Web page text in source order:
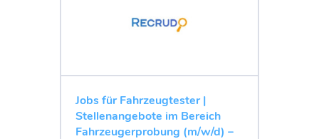
Jobs für Fahrzeugtester |
Stellenangebote im Bereich
Fahrzeugerprobung (m/w/d) –